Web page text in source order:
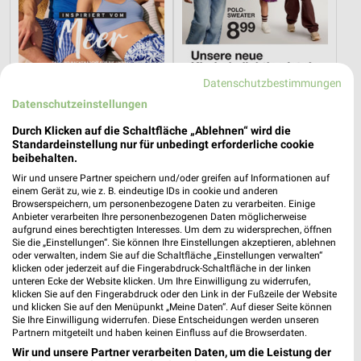
1,2 km
Gültig bis Di. 25.08. Gültig bis Fr. 21.08.
Tchibo NKD
Datenschutzbestimmungen
Datenschutzeinstellungen
Durch Klicken auf die Schaltfläche „Ablehnen“ wird die
Standardeinstellung nur für unbedingt erforderliche cookie
beibehalten.
Wir und unsere Partner speichern und/oder greifen auf Informationen auf
einem Gerät zu, wie z. B. eindeutige IDs in cookie und anderen
Browserspeichern, um personenbezogene Daten zu verarbeiten. Einige
Anbieter verarbeiten Ihre personenbezogenen Daten möglicherweise
aufgrund eines berechtigten Interesses. Um dem zu widersprechen, öffnen
Sie die „Einstellungen“. Sie können Ihre Einstellungen akzeptieren, ablehnen
oder verwalten, indem Sie auf die Schaltfläche „Einstellungen verwalten“
klicken oder jederzeit auf die Fingerabdruck-Schaltfläche in der linken
unteren Ecke der Website klicken. Um Ihre Einwilligung zu widerrufen,
klicken Sie auf den Fingerabdruck oder den Link in der Fußzeile der Website
und klicken Sie auf den Menüpunkt „Meine Daten“. Auf dieser Seite können
Sie Ihre Einwilligung widerrufen. Diese Entscheidungen werden unseren
Partnern mitgeteilt und haben keinen Einfluss auf die Browserdaten.
Wir und unsere Partner verarbeiten Daten, um die Leistung der